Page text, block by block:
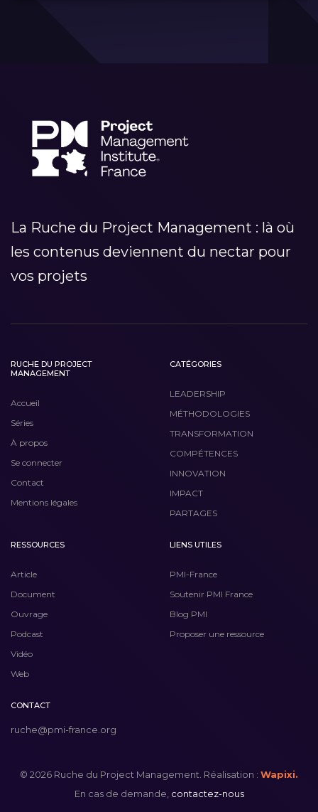
La Ruche du Project Management : là où
les contenus deviennent du nectar pour
vos projets
RUCHE DU PROJECT
MANAGEMENT
Accueil
Séries
À propos
Se connecter
Contact
Mentions légales
CATÉGORIES
LEADERSHIP
MÉTHODOLOGIES
TRANSFORMATION
COMPÉTENCES
INNOVATION
IMPACT
PARTAGES
RESSOURCES
Article
Document
Ouvrage
Podcast
Vidéo
Web
LIENS UTILES
PMI-France
Soutenir PMI France
Blog PMI
Proposer une ressource
CONTACT
ruche@pmi-france.org
© 2026 Ruche du Project Management. Réalisation : Wapixi.
En cas de demande, contactez-nous